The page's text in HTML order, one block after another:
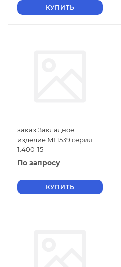
КУПИТЬ
заказ Закладное
изделие МН539 серия
1.400-15
По запросу
КУПИТЬ